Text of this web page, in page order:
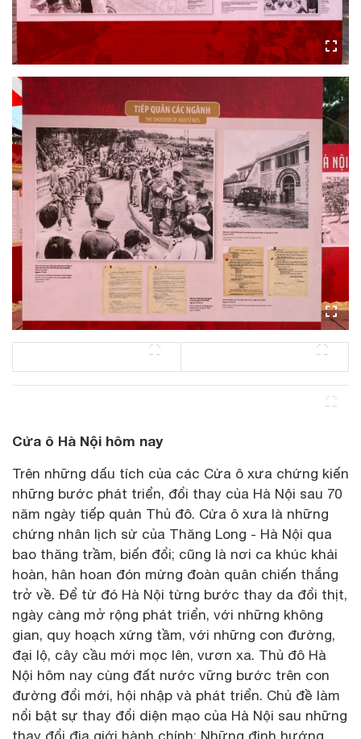
Cửa ô Hà Nội hôm nay
Trên những dấu tích của các Cửa ô xưa chứng kiến
những bước phát triển, đổi thay của Hà Nội sau 70
năm ngày tiếp quản Thủ đô. Cửa ô xưa là những
chứng nhân lịch sử của Thăng Long - Hà Nội qua
bao thăng trầm, biến đổi; cũng là nơi ca khúc khải
hoàn, hân hoan đón mừng đoàn quân chiến thắng
trở về. Để từ đó Hà Nội từng bước thay da đổi thịt,
ngày càng mở rộng phát triển, với những không
gian, quy hoạch xứng tầm, với những con đường,
đại lộ, cây cầu mới mọc lên, vươn xa. Thủ đô Hà
Nội hôm nay cùng đất nước vững bước trên con
đường đổi mới, hội nhập và phát triển. Chủ đề làm
nổi bật sự thay đổi diện mạo của Hà Nội sau những
thay đổi địa giới hành chính; Những định hướng